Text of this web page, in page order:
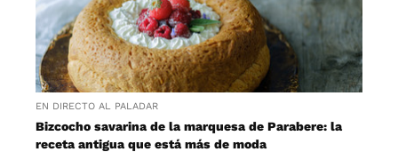
EN DIRECTO AL PALADAR
Bizcocho savarina de la marquesa de Parabere: la
receta antigua que está más de moda